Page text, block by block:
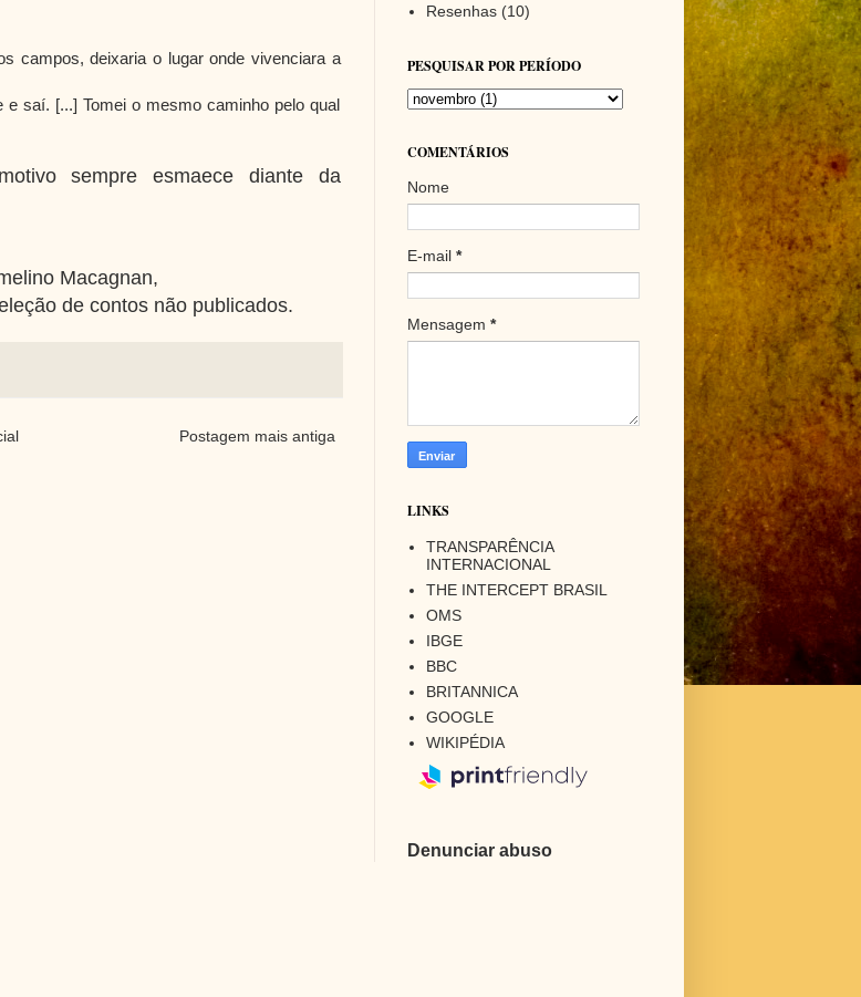
campos, deixaria o lugar onde vivenciara a
saí. [...] Tomei o mesmo caminho pelo qual
sempre esmaece diante da
Macagnan,
de contos não publicados.
Postagem mais antiga
Resenhas (10)
PESQUISAR POR PERÍODO
COMENTÁRIOS
Nome
E-mail *
Mensagem *
LINKS
TRANSPARÊNCIA
INTERNACIONAL
THE INTERCEPT BRASIL
OMS
IBGE
BBC
BRITANNICA
GOOGLE
WIKIPÉDIA
Denunciar abuso